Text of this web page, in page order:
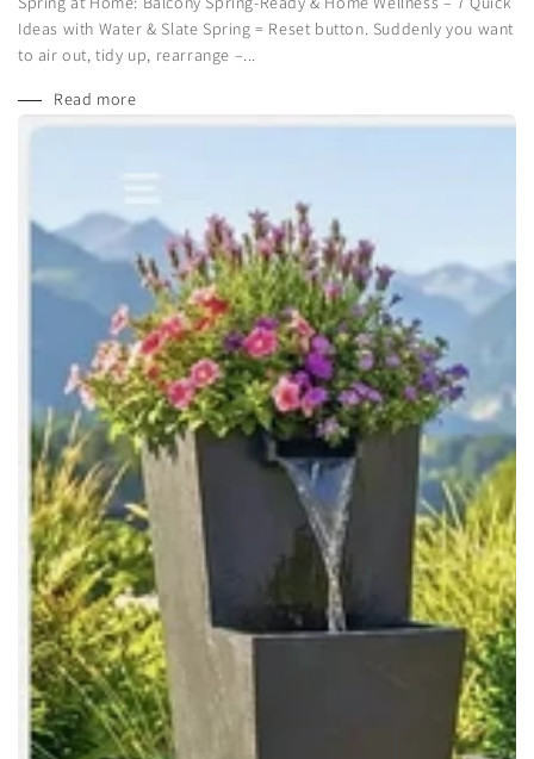
Ideas with Water & Slate Spring = Reset button. Suddenly you want
to air out, tidy up, rearrange –...
Read more